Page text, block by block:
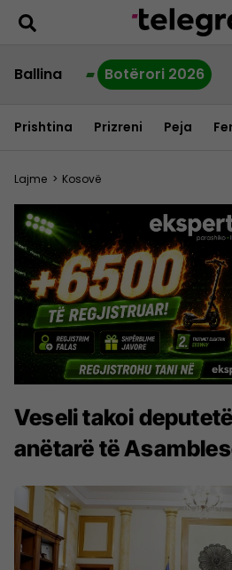
Ballina Botërori 2026
Prishtina Prizreni Peja
Lajme > Kosovë
Veseli takoi
anëtarë të